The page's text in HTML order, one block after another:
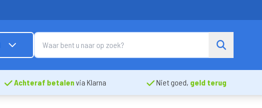
Achteraf betalenvia Klarna Niet goed, geld terug